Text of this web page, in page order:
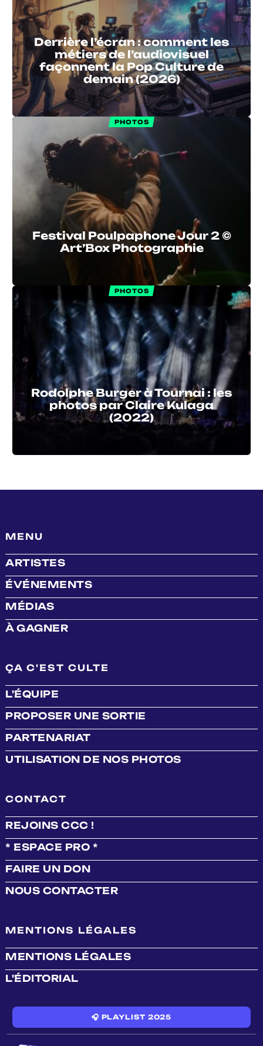
Derrière l’écran : comment les
métiers de l’audiovisuel
façonnent la Pop Culture de
demain (2026)
PHOTOS
Festival Poulpaphone Jour 2 ©
Art’Box Photographie
PHOTOS
Rodolphe Burger à Tournai : les
photos par Claire Kulaga
(2022)
MENU
ARTISTES
ÉVÉNEMENTS
MÉDIAS
À GAGNER
ÇA C'EST CULTE
L'ÉQUIPE
PROPOSER UNE SORTIE
PARTENARIAT
UTILISATION DE NOS PHOTOS
CONTACT
REJOINS CCC !
* ESPACE PRO *
FAIRE UN DON
NOUS CONTACTER
MENTIONS LÉGALES
MENTIONS LÉGALES
L'ÉDITORIAL
🎧 PLAYLIST 2025